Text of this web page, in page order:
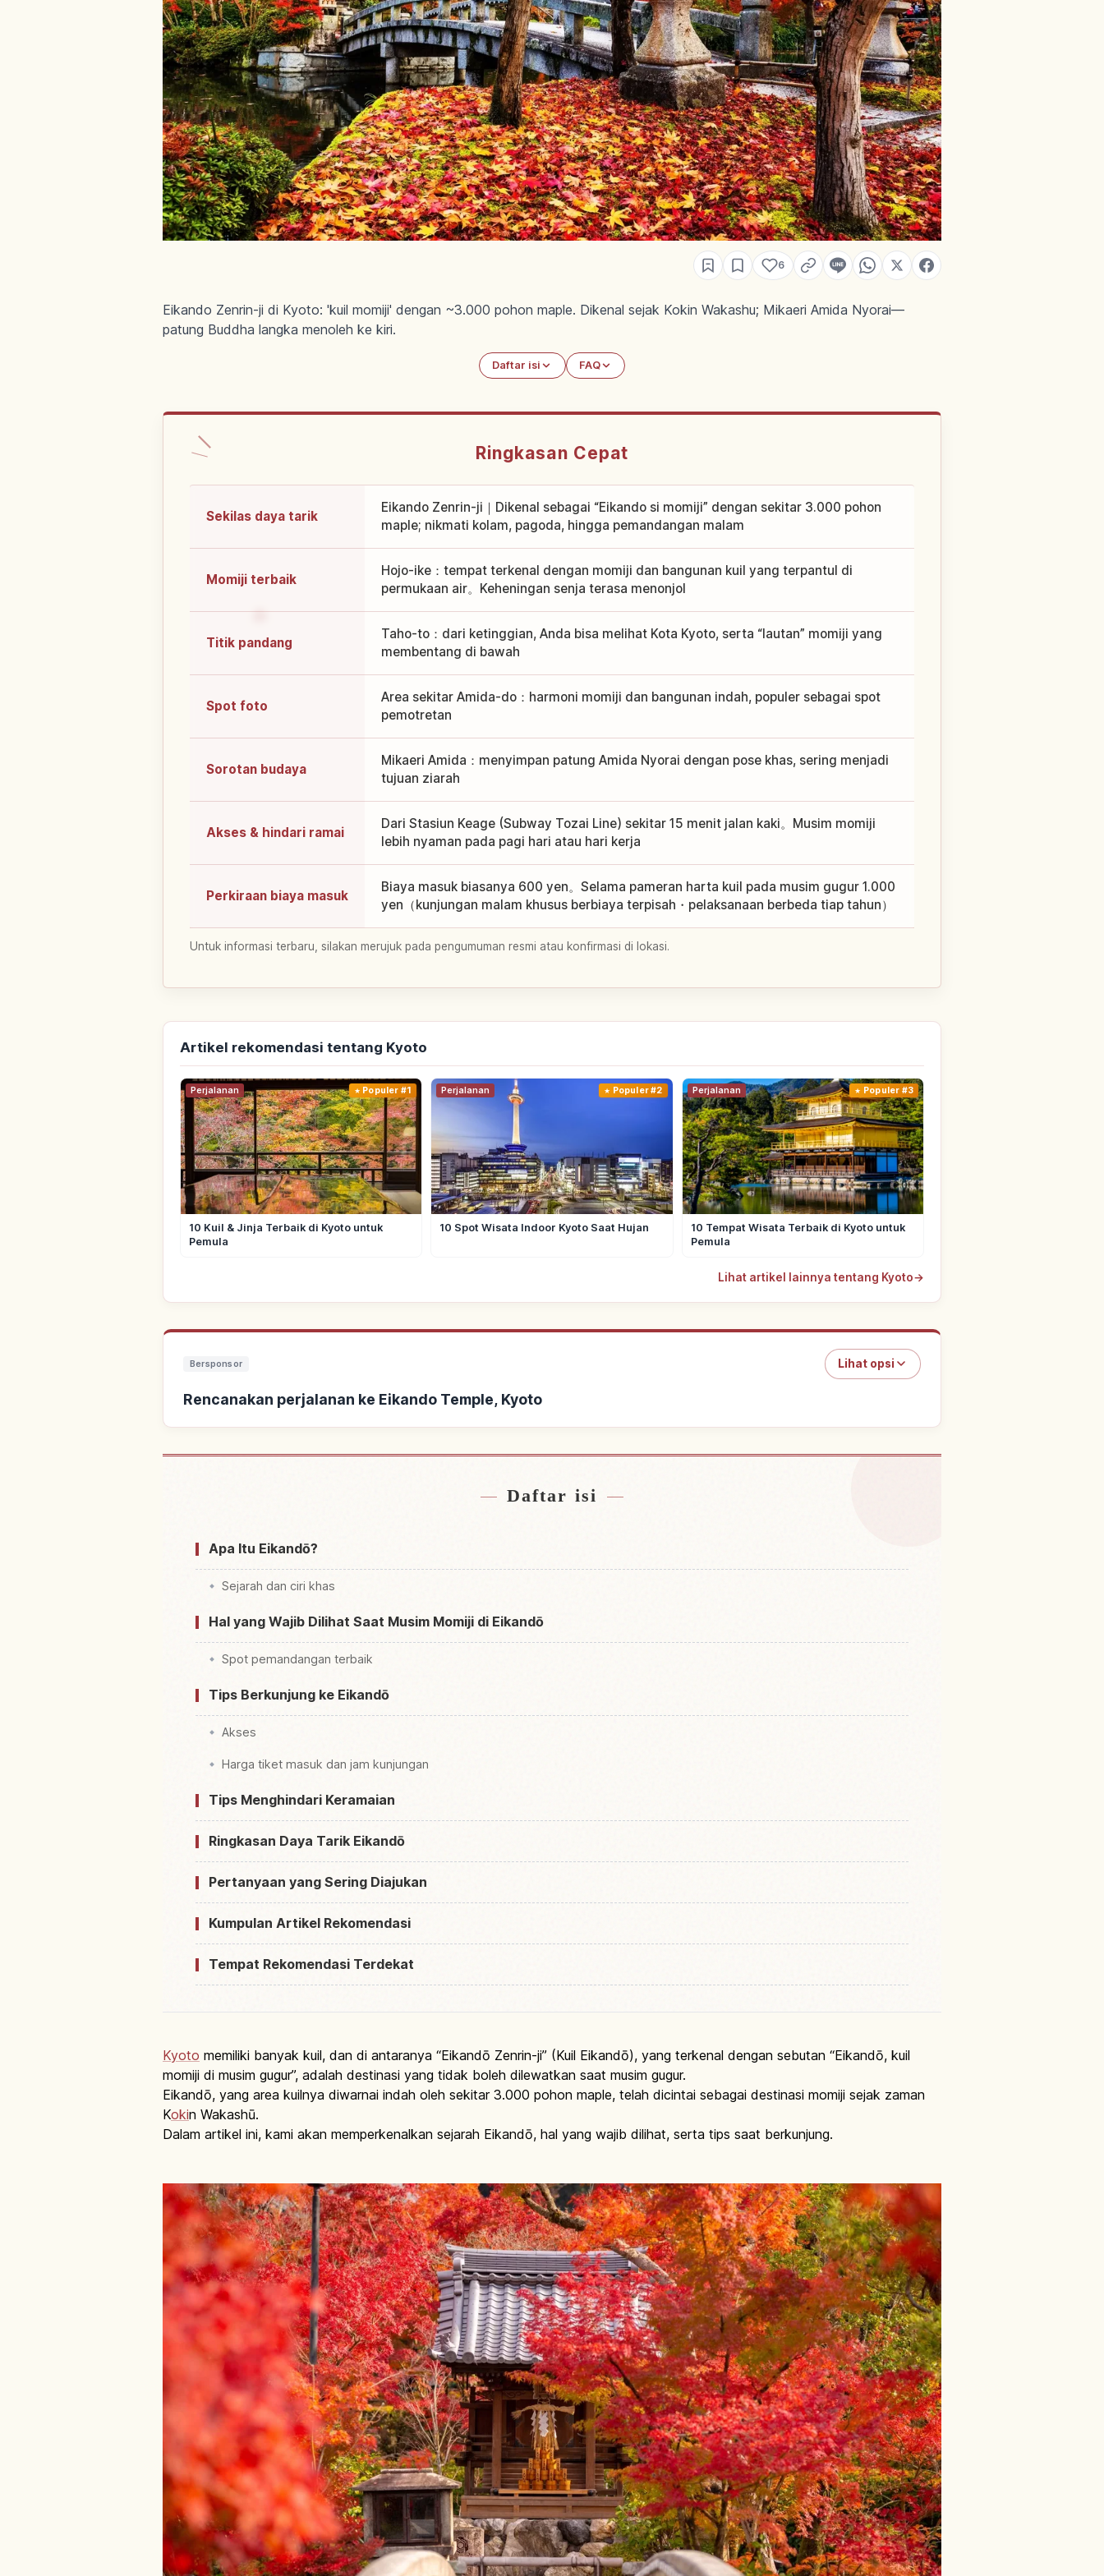
6
Eikando Zenrin-ji di Kyoto: 'kuil momiji' dengan ~3.000 pohon maple. Dikenal sejak Kokin Wakashu; Mikaeri Amida Nyorai—
patung Buddha langka menoleh ke kiri.
Daftar isi FAQ
Ringkasan Cepat
Sekilas daya tarik
Eikando Zenrin-ji｜Dikenal sebagai “Eikando si momiji” dengan sekitar 3.000 pohon
maple; nikmati kolam, pagoda, hingga pemandangan malam
Momiji terbaik
Hojo-ike：tempat terkenal dengan momiji dan bangunan kuil yang terpantul di
permukaan air。Keheningan senja terasa menonjol
Titik pandang
Taho-to：dari ketinggian, Anda bisa melihat Kota Kyoto, serta “lautan” momiji yang
membentang di bawah
Spot foto
Area sekitar Amida-do：harmoni momiji dan bangunan indah, populer sebagai spot
pemotretan
Sorotan budaya
Mikaeri Amida：menyimpan patung Amida Nyorai dengan pose khas, sering menjadi
tujuan ziarah
Akses & hindari ramai
Dari Stasiun Keage (Subway Tozai Line) sekitar 15 menit jalan kaki。Musim momiji
lebih nyaman pada pagi hari atau hari kerja
Perkiraan biaya masuk
Biaya masuk biasanya 600 yen。Selama pameran harta kuil pada musim gugur 1.000
yen（kunjungan malam khusus berbiaya terpisah・pelaksanaan berbeda tiap tahun）
Untuk informasi terbaru, silakan merujuk pada pengumuman resmi atau konfirmasi di lokasi.
Artikel rekomendasi tentang Kyoto
Perjalanan Populer #1
10 Kuil & Jinja Terbaik di Kyoto untuk
Pemula
Perjalanan Populer #2
10 Spot Wisata Indoor Kyoto Saat Hujan
Perjalanan Populer #3
10 Tempat Wisata Terbaik di Kyoto untuk
Pemula
Lihat artikel lainnya tentang Kyoto→
Bersponsor Lihat opsi
Rencanakan perjalanan ke Eikando Temple, Kyoto
Daftar isi
Apa Itu Eikandō?
Sejarah dan ciri khas
Hal yang Wajib Dilihat Saat Musim Momiji di Eikandō
Spot pemandangan terbaik
Tips Berkunjung ke Eikandō
Akses
Harga tiket masuk dan jam kunjungan
Tips Menghindari Keramaian
Ringkasan Daya Tarik Eikandō
Pertanyaan yang Sering Diajukan
Kumpulan Artikel Rekomendasi
Tempat Rekomendasi Terdekat
Kyoto memiliki banyak kuil, dan di antaranya “Eikandō Zenrin-ji” (Kuil Eikandō), yang terkenal dengan sebutan “Eikandō, kuil
momiji di musim gugur”, adalah destinasi yang tidak boleh dilewatkan saat musim gugur.
Eikandō, yang area kuilnya diwarnai indah oleh sekitar 3.000 pohon maple, telah dicintai sebagai destinasi momiji sejak zaman
Kokin Wakashū.
Dalam artikel ini, kami akan memperkenalkan sejarah Eikandō, hal yang wajib dilihat, serta tips saat berkunjung.